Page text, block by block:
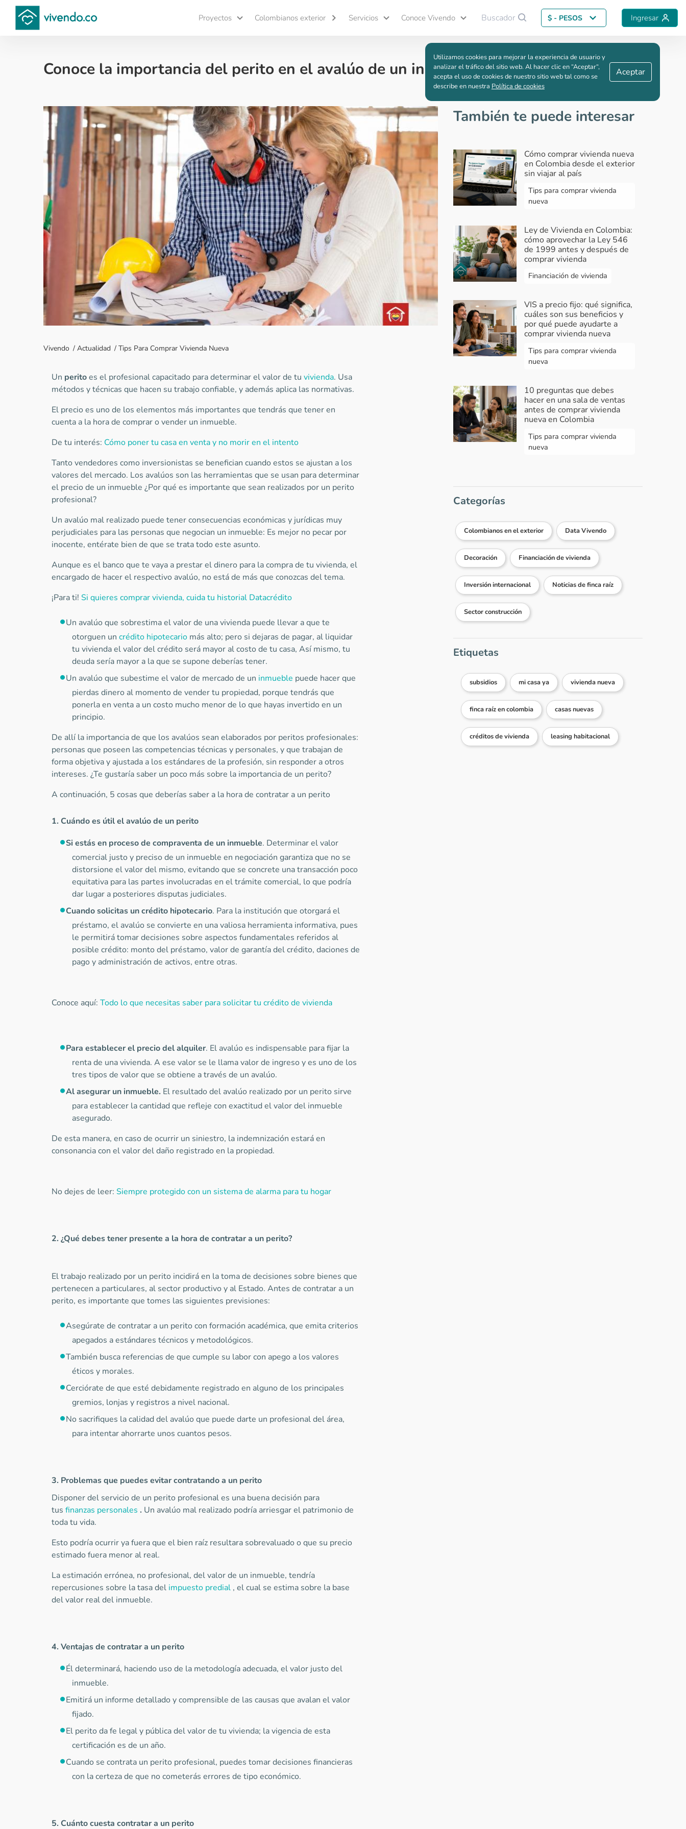
Proyectos Colombianos exterior Servicios Conoce Vivendo Buscador $ - PESOS Ingresar
Conoce la importancia del perito en el avalúo de un inmueble
Tips para comprar vivienda nueva - 2018-12-05
Vivendo / Actualidad / Tips Para Comprar Vivienda Nueva
Un peritoes el profesional capacitado para determinar el valor de tu vivienda. Usa
métodos y técnicas que hacen su trabajo confiable, y además aplica las normativas.
El precio es uno de los elementos más importantes que tendrás que tener en
cuenta a la hora de comprar o vender un inmueble.
De tu interés: Cómo poner tu casa en venta y no morir en el intento
Tanto vendedores como inversionistas se benefician cuando estos se ajustan a los
valores del mercado. Los avalúos son las herramientas que se usan para determinar
el precio de un inmueble ¿Por qué es importante que sean realizados por un perito
profesional?
Un avalúo mal realizado puede tener consecuencias económicas y jurídicas muy
perjudiciales para las personas que negocian un inmueble: Es mejor no pecar por
inocente, entérate bien de que se trata todo este asunto.
Aunque es el banco que te vaya a prestar el dinero para la compra de tu vivienda, el
encargado de hacer el respectivo avalúo, no está de más que conozcas del tema.
¡Para ti! Si quieres comprar vivienda, cuida tu historial Datacrédito
Un avalúo que sobrestima el valor de una vivienda puede llevar a que te
otorguen un crédito hipotecariomás alto; pero si dejaras de pagar, al liquidar
tu vivienda el valor del crédito será mayor al costo de tu casa, Así mismo, tu
deuda sería mayor a la que se supone deberías tener.
Un avalúo que subestime el valor de mercado de un inmueble puede hacer que
pierdas dinero al momento de vender tu propiedad, porque tendrás que
ponerla en venta a un costo mucho menor de lo que hayas invertido en un
principio.
De allí la importancia de que los avalúos sean elaborados por peritos profesionales:
personas que poseen las competencias técnicas y personales, y que trabajan de
forma objetiva y ajustada a los estándares de la profesión, sin responder a otros
intereses. ¿Te gustaría saber un poco más sobre la importancia de un perito?
A continuación, 5 cosas que deberías saber a la hora de contratar a un perito
1. Cuándo es útil el avalúo de un perito
Si estás en proceso de compraventa de un inmueble. Determinar el valor
comercial justo y preciso de un inmueble en negociación garantiza que no se
distorsione el valor del mismo, evitando que se concrete una transacción poco
equitativa para las partes involucradas en el trámite comercial, lo que podría
dar lugar a posteriores disputas judiciales.
Cuando solicitas un crédito hipotecario. Para la institución que otorgará el
préstamo, el avalúo se convierte en una valiosa herramienta informativa, pues
le permitirá tomar decisiones sobre aspectos fundamentales referidos al
posible crédito: monto del préstamo, valor de garantía del crédito, daciones de
pago y administración de activos, entre otras.
Conoce aquí: Todo lo que necesitas saber para solicitar tu crédito de vivienda
Para establecer el precio del alquiler. El avalúo es indispensable para fijar la
renta de una vivienda. A ese valor se le llama valor de ingreso y es uno de los
tres tipos de valor que se obtiene a través de un avalúo.
Al asegurar un inmueble. El resultado del avalúo realizado por un perito sirve
para establecer la cantidad que refleje con exactitud el valor del inmueble
asegurado.
De esta manera, en caso de ocurrir un siniestro, la indemnización estará en
consonancia con el valor del daño registrado en la propiedad.
No dejes de leer: Siempre protegido con un sistema de alarma para tu hogar
2. ¿Qué debes tener presente a la hora de contratar a un perito?
El trabajo realizado por un perito incidirá en la toma de decisiones sobre bienes que
pertenecen a particulares, al sector productivo y al Estado. Antes de contratar a un
perito, es importante que tomes las siguientes previsiones:
Asegúrate de contratar a un perito con formación académica, que emita criterios
apegados a estándares técnicos y metodológicos.
También busca referencias de que cumple su labor con apego a los valores
éticos y morales.
Cerciórate de que esté debidamente registrado en alguno de los principales
gremios, lonjas y registros a nivel nacional.
No sacrifiques la calidad del avalúo que puede darte un profesional del área,
para intentar ahorrarte unos cuantos pesos.
3. Problemas que puedes evitar contratando a un perito
Disponer del servicio de un perito profesional es una buena decisión para
tus finanzas personales . Un avalúo mal realizado podría arriesgar el patrimonio de
toda tu vida.
Esto podría ocurrir ya fuera que el bien raíz resultara sobrevaluado o que su precio
estimado fuera menor al real.
La estimación errónea, no profesional, del valor de un inmueble, tendría
repercusiones sobre la tasa del impuesto predial, el cual se estima sobre la base
del valor real del inmueble.
4. Ventajas de contratar a un perito
Él determinará, haciendo uso de la metodología adecuada, el valor justo del
inmueble.
Emitirá un informe detallado y comprensible de las causas que avalan el valor
fijado.
El perito da fe legal y pública del valor de tu vivienda; la vigencia de esta
certificación es de un año.
Cuando se contrata un perito profesional, puedes tomar decisiones financieras
con la certeza de que no cometerás errores de tipo económico.
5. Cuánto cuesta contratar a un perito
También te puede interesar
Cómo comprar vivienda nueva
en Colombia desde el exterior
sin viajar al país
Tips para comprar vivienda
nueva
Ley de Vivienda en Colombia:
cómo aprovechar la Ley 546
de 1999 antes y después de
comprar vivienda
Financiación de vivienda
VIS a precio fijo: qué significa,
cuáles son sus beneficios y
por qué puede ayudarte a
comprar vivienda nueva
Tips para comprar vivienda
nueva
10 preguntas que debes
hacer en una sala de ventas
antes de comprar vivienda
nueva en Colombia
Tips para comprar vivienda
nueva
Categorías
Colombianos en el exterior Data Vivendo
Decoración Financiación de vivienda
Inversión internacional Noticias de finca raíz
Sector construcción
Etiquetas
subsidios mi casa ya vivienda nueva
finca raíz en colombia casas nuevas
créditos de vivienda leasing habitacional
Utilizamos cookies para mejorar la experiencia de usuario y
analizar el tráfico del sitio web. Al hacer clic en “Aceptar“,
acepta el uso de cookies de nuestro sitio web tal como se
describe en nuestra Política de cookies
Aceptar
Compara proyectos Guardar comparación